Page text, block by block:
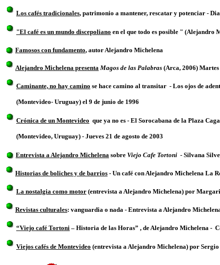
Los cafés tradicionales, patrimonio a mantener, rescatar y potenciar -
"El café es un mundo discepoliano en el que todo es posible "
Famosos con fundamento, autor Alejandro Michelena
Alejandro Michelena presenta Magos de las Palabras (Arca, 2006)
Caminante, no hay camino se hace camino al transitar - Los ojos de
(Montevideo- Uruguay) el 9 de junio de 1996
Crónica de un Montevideo que ya no es - El Sorocabana de la Plaza
(Montevideo, Uruguay) - Jueves 21 de agosto de 2003
Entrevista a Alejandro Michelena sobre Viejo Cafe Tortoni - Silvana
Historias de boliches y de barrios - Un café con Alejandro Michelena La
La nostalgia como motor (entrevista a Alejandro Michelena) por
Revistas culturales: vanguardia o nada - Entrevista a Alejandro
“Viejo café Tortoni – Historia de las Horas” , de Alejandro Michelena -
Viejos cafés de Montevideo (entrevista a Alejandro Michelena) por